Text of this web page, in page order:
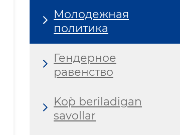
Молодежная
политика
Гендерное
равенство
Ko`p beriladigan
savollar